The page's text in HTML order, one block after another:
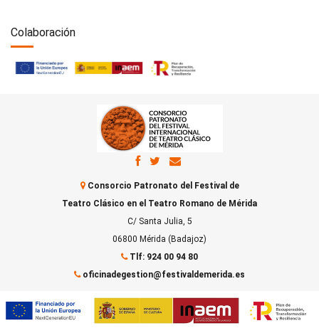
Colaboración
Consorcio Patronato del Festival de
Teatro Clásico en el Teatro Romano de Mérida
C/ Santa Julia, 5
06800 Mérida (Badajoz)
Tlf: 924 00 94 80
oficinadegestion@festivaldemerida.es